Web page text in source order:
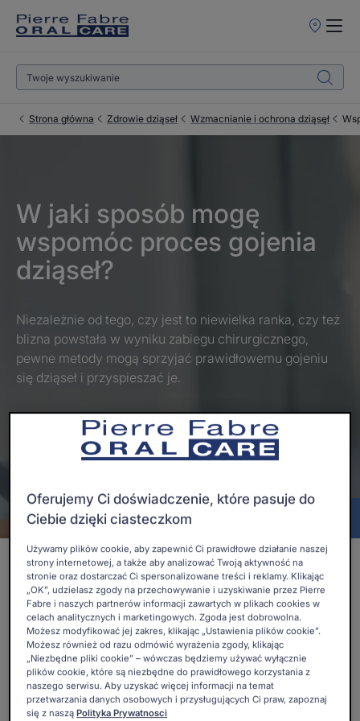
Punkty
Strona główna Zdrowie dziąseł Wzmacnianie i ochrona dziąsęł
W jaki sposób mogę
wspomóc proces gojenia
dziąseł?
Niezależnie od tego, czy jest to niewielka ranka, czy też
blizna powstała w wyniku zabiegu chirurgicznego,
pewne metody mogą sprzyjać prawidłowemu gojeniu
się dziąseł i przyspieszać je.
Zaktualizowano dnia , zatwierdzone przez
Wzmacnianie i ochrona dziąsęł
Po wyrwaniu zęba dziąsło musi się prawidłowo
zamknąć, zanim dentysta będzie mógł przystąpić do
dalszego leczenia, w tym wymiany usuniętego zęba,
co jest niezbędne, aby zapobiec utracie dziąseł i kości
wyrostka zębodołowego. Eksperci z laboratoriów
Pierre Fabre Oral Care udzielą Ci porad, które
wspomogą proces gojenia się dziąseł w możliwie
Oferujemy Ci doświadczenie, które pasuje do
Ciebie dzięki ciasteczkom
Używamy plików cookie, aby zapewnić Ci prawidłowe działanie naszej
strony internetowej, a także aby analizować Twoją aktywność na
stronie oraz dostarczać Ci spersonalizowane treści i reklamy. Klikając
„OK”, udzielasz zgody na przechowywanie i uzyskiwanie przez Pierre
Fabre i naszych partnerów informacji zawartych w plikach cookies w
celach analitycznych i marketingowych. Zgoda jest dobrowolna.
Możesz modyfikować jej zakres, klikając „Ustawienia plików cookie”.
Możesz również od razu odmówić wyrażenia zgody, klikając
„Niezbędne pliki cookie” – wówczas będziemy używać wyłącznie
plików cookie, które są niezbędne do prawidłowego korzystania z
naszego serwisu. Aby uzyskać więcej informacji na temat
przetwarzania danych osobowych i przysługujących Ci praw, zapoznaj
się z nasząPolityka Prywatnosci